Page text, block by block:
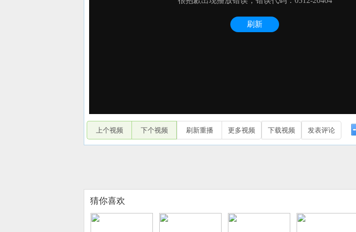
上个视频 下个视频 刷新重播 更多视频 下载视频 发表评论
猜你喜欢